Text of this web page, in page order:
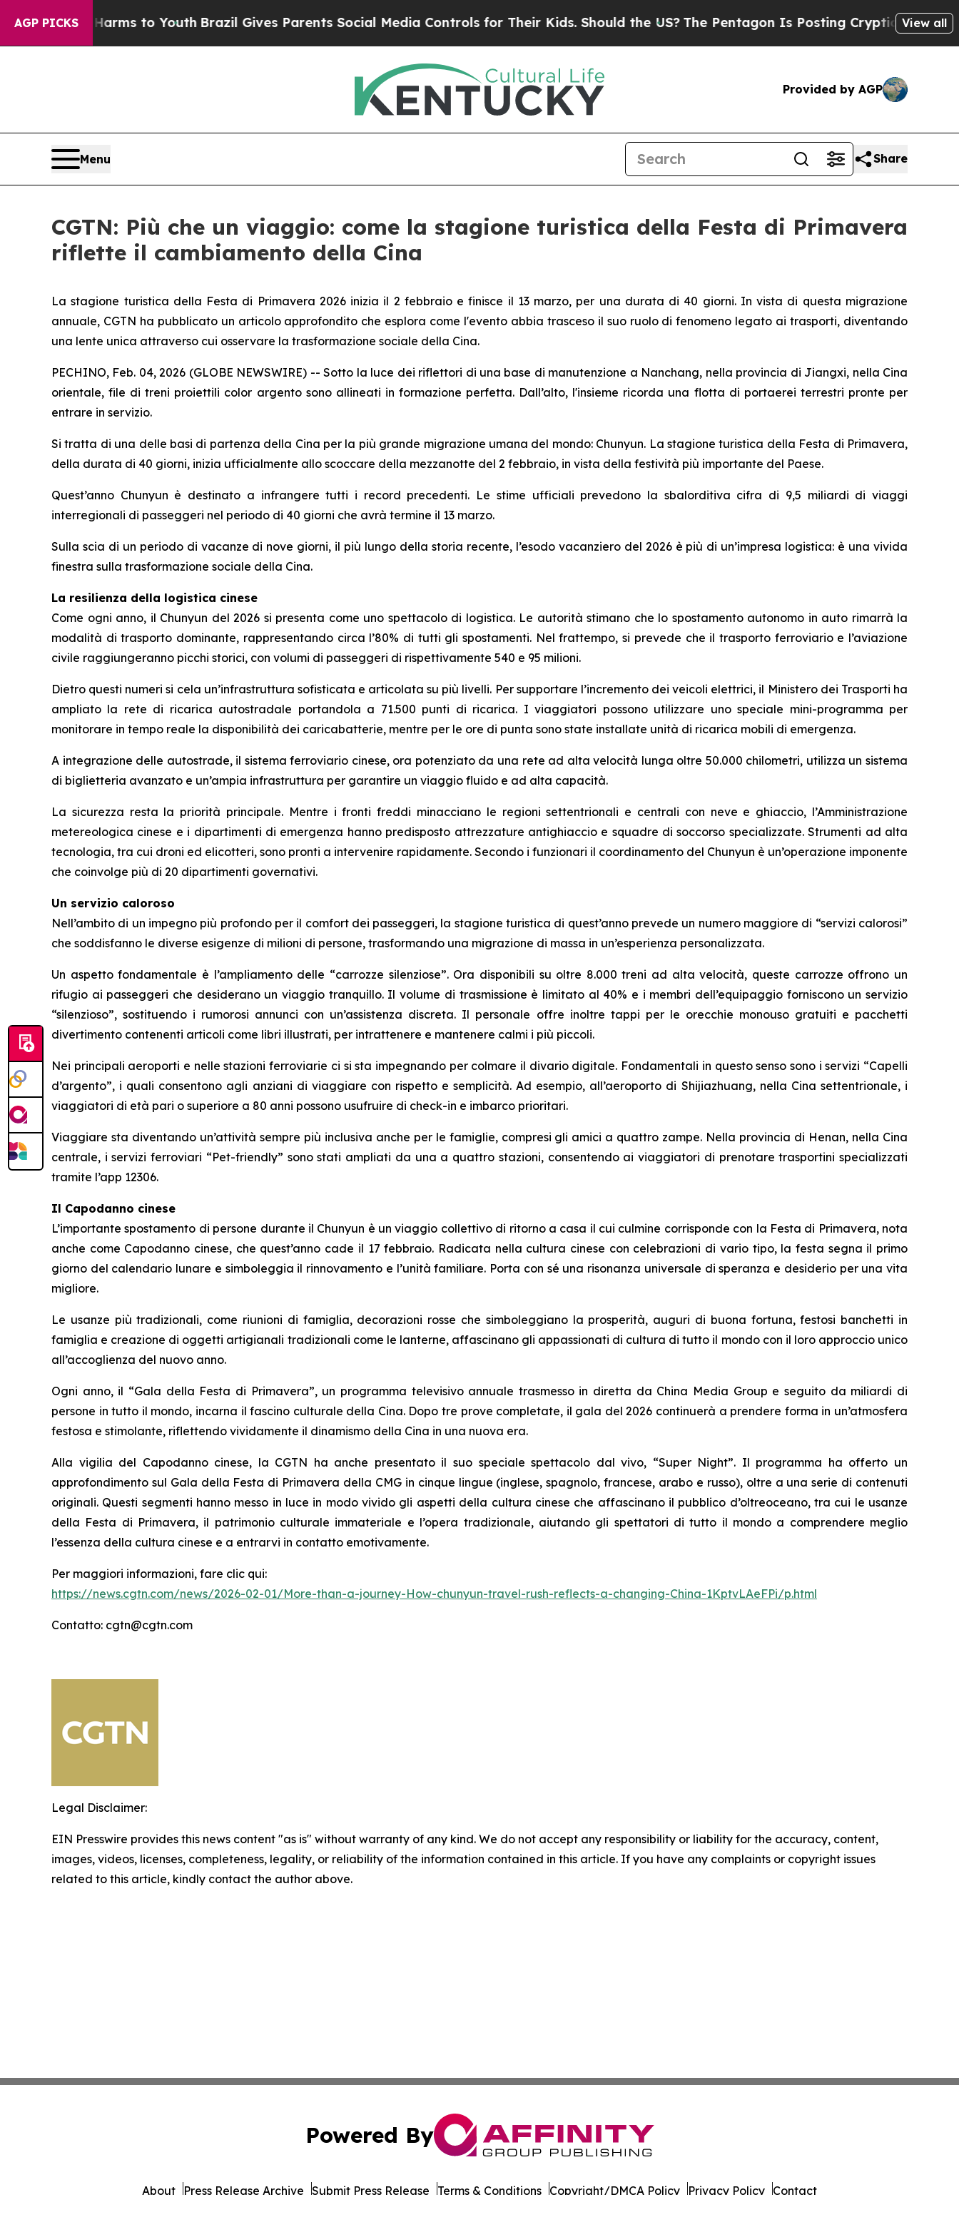
AGP PICKSHarms to YouthBrazil Gives Parents Social Media Controls for Their Kids. Should the US?The Pentagon Is Posting Cryptic Biblical View all
Provided by AGP
Menu Share
CGTN: Più che un viaggio: come la stagione turistica della Festa di Primavera
riflette il cambiamento della Cina
La stagione turistica della Festa di Primavera 2026 inizia il 2 febbraio e finisce il 13 marzo, per una durata di 40 giorni. In vista di questa migrazione
annuale, CGTN ha pubblicato un articolo approfondito che esplora come l'evento abbia trasceso il suo ruolo di fenomeno legato ai trasporti, diventando
una lente unica attraverso cui osservare la trasformazione sociale della Cina.
PECHINO, Feb. 04, 2026 (GLOBE NEWSWIRE) -- Sotto la luce dei riflettori di una base di manutenzione a Nanchang, nella provincia di Jiangxi, nella Cina
orientale, file di treni proiettili color argento sono allineati in formazione perfetta. Dall’alto, l'insieme ricorda una flotta di portaerei terrestri pronte per
entrare in servizio.
Si tratta di una delle basi di partenza della Cina per la più grande migrazione umana del mondo: Chunyun. La stagione turistica della Festa di Primavera,
della durata di 40 giorni, inizia ufficialmente allo scoccare della mezzanotte del 2 febbraio, in vista della festività più importante del Paese.
Quest’anno Chunyun è destinato a infrangere tutti i record precedenti. Le stime ufficiali prevedono la sbalorditiva cifra di 9,5 miliardi di viaggi
interregionali di passeggeri nel periodo di 40 giorni che avrà termine il 13 marzo.
Sulla scia di un periodo di vacanze di nove giorni, il più lungo della storia recente, l’esodo vacanziero del 2026 è più di un’impresa logistica: è una vivida
finestra sulla trasformazione sociale della Cina.
La resilienza della logistica cinese
Come ogni anno, il Chunyun del 2026 si presenta come uno spettacolo di logistica. Le autorità stimano che lo spostamento autonomo in auto rimarrà la
modalità di trasporto dominante, rappresentando circa l’80% di tutti gli spostamenti. Nel frattempo, si prevede che il trasporto ferroviario e l’aviazione
civile raggiungeranno picchi storici, con volumi di passeggeri di rispettivamente 540 e 95 milioni.
Dietro questi numeri si cela un’infrastruttura sofisticata e articolata su più livelli. Per supportare l’incremento dei veicoli elettrici, il Ministero dei Trasporti ha
ampliato la rete di ricarica autostradale portandola a 71.500 punti di ricarica. I viaggiatori possono utilizzare uno speciale mini-programma per
monitorare in tempo reale la disponibilità dei caricabatterie, mentre per le ore di punta sono state installate unità di ricarica mobili di emergenza.
A integrazione delle autostrade, il sistema ferroviario cinese, ora potenziato da una rete ad alta velocità lunga oltre 50.000 chilometri, utilizza un sistema
di biglietteria avanzato e un’ampia infrastruttura per garantire un viaggio fluido e ad alta capacità.
La sicurezza resta la priorità principale. Mentre i fronti freddi minacciano le regioni settentrionali e centrali con neve e ghiaccio, l’Amministrazione
metereologica cinese e i dipartimenti di emergenza hanno predisposto attrezzature antighiaccio e squadre di soccorso specializzate. Strumenti ad alta
tecnologia, tra cui droni ed elicotteri, sono pronti a intervenire rapidamente. Secondo i funzionari il coordinamento del Chunyun è un’operazione imponente
che coinvolge più di 20 dipartimenti governativi.
Un servizio caloroso
Nell’ambito di un impegno più profondo per il comfort dei passeggeri, la stagione turistica di quest’anno prevede un numero maggiore di “servizi calorosi”
che soddisfanno le diverse esigenze di milioni di persone, trasformando una migrazione di massa in un’esperienza personalizzata.
Un aspetto fondamentale è l’ampliamento delle “carrozze silenziose”. Ora disponibili su oltre 8.000 treni ad alta velocità, queste carrozze offrono un
rifugio ai passeggeri che desiderano un viaggio tranquillo. Il volume di trasmissione è limitato al 40% e i membri dell’equipaggio forniscono un servizio
“silenzioso”, sostituendo i rumorosi annunci con un’assistenza discreta. Il personale offre inoltre tappi per le orecchie monouso gratuiti e pacchetti
divertimento contenenti articoli come libri illustrati, per intrattenere e mantenere calmi i più piccoli.
Nei principali aeroporti e nelle stazioni ferroviarie ci si sta impegnando per colmare il divario digitale. Fondamentali in questo senso sono i servizi “Capelli
d’argento”, i quali consentono agli anziani di viaggiare con rispetto e semplicità. Ad esempio, all’aeroporto di Shijiazhuang, nella Cina settentrionale, i
viaggiatori di età pari o superiore a 80 anni possono usufruire di check-in e imbarco prioritari.
Viaggiare sta diventando un’attività sempre più inclusiva anche per le famiglie, compresi gli amici a quattro zampe. Nella provincia di Henan, nella Cina
centrale, i servizi ferroviari “Pet-friendly” sono stati ampliati da una a quattro stazioni, consentendo ai viaggiatori di prenotare trasportini specializzati
tramite l’app 12306.
Il Capodanno cinese
L’importante spostamento di persone durante il Chunyun è un viaggio collettivo di ritorno a casa il cui culmine corrisponde con la Festa di Primavera, nota
anche come Capodanno cinese, che quest’anno cade il 17 febbraio. Radicata nella cultura cinese con celebrazioni di vario tipo, la festa segna il primo
giorno del calendario lunare e simboleggia il rinnovamento e l’unità familiare. Porta con sé una risonanza universale di speranza e desiderio per una vita
migliore.
Le usanze più tradizionali, come riunioni di famiglia, decorazioni rosse che simboleggiano la prosperità, auguri di buona fortuna, festosi banchetti in
famiglia e creazione di oggetti artigianali tradizionali come le lanterne, affascinano gli appassionati di cultura di tutto il mondo con il loro approccio unico
all’accoglienza del nuovo anno.
Ogni anno, il “Gala della Festa di Primavera”, un programma televisivo annuale trasmesso in diretta da China Media Group e seguito da miliardi di
persone in tutto il mondo, incarna il fascino culturale della Cina. Dopo tre prove completate, il gala del 2026 continuerà a prendere forma in un’atmosfera
festosa e stimolante, riflettendo vividamente il dinamismo della Cina in una nuova era.
Alla vigilia del Capodanno cinese, la CGTN ha anche presentato il suo speciale spettacolo dal vivo, “Super Night”. Il programma ha offerto un
approfondimento sul Gala della Festa di Primavera della CMG in cinque lingue (inglese, spagnolo, francese, arabo e russo), oltre a una serie di contenuti
originali. Questi segmenti hanno messo in luce in modo vivido gli aspetti della cultura cinese che affascinano il pubblico d’oltreoceano, tra cui le usanze
della Festa di Primavera, il patrimonio culturale immateriale e l’opera tradizionale, aiutando gli spettatori di tutto il mondo a comprendere meglio
l’essenza della cultura cinese e a entrarvi in contatto emotivamente.
Per maggiori informazioni, fare clic qui:
https://news.cgtn.com/news/2026-02-01/More-than-a-journey-How-chunyun-travel-rush-reflects-a-changing-China-1KptvLAeFPi/p.html
Contatto: cgtn@cgtn.com
Legal Disclaimer:
EIN Presswire provides this news content "as is" without warranty of any kind. We do not accept any responsibility or liability for the accuracy, content,
images, videos, licenses, completeness, legality, or reliability of the information contained in this article. If you have any complaints or copyright issues
related to this article, kindly contact the author above.
Powered By
About Press Release Archive Submit Press Release Terms & Conditions Copyright/DMCA Policy Privacy Policy Contact